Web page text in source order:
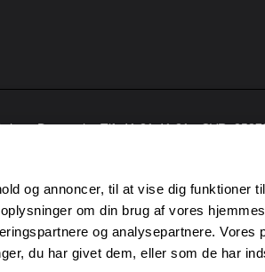
og annoncer, til at vise dig funktioner
om din brug af vores
og analysepartnere. Vores
du har givet dem, eller som de har
Danmark • Tlf: 41 21 41 21 • CVR: